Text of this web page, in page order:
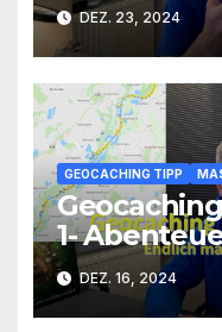
DEZ. 23, 2024
GEOCACHING TIPP
1-
DEZ. 16, 2024